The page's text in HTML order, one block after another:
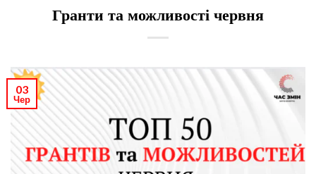
Гранти та можливості червня
03
Чер